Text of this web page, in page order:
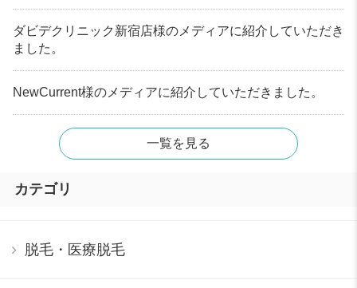
ダビデクリニック新宿店様のメディアに紹介していただき
ました。
NewCurrent様のメディアに紹介していただきました。
一覧を見る
カテゴリ
脱毛・医療脱毛